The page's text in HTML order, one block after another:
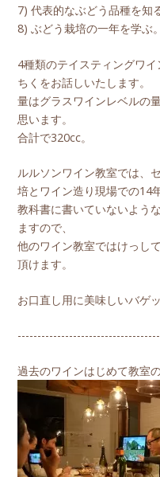
7) 代表的なぶどう品種を知
8) ぶどう栽培の一年を学ぶ。
4種類のテイスティングワ
ちくをお話しいたします。
量はグラスワインレベルの
思います。
合計で320cc。
ルルソンワイン教室では、
培とワイン造り現場での14
教科書に書いていないよう
ますので、
他のワイン教室ではけっし
頂けます。
お口直し用に美味しいバゲ
過去のワインはじめて教室